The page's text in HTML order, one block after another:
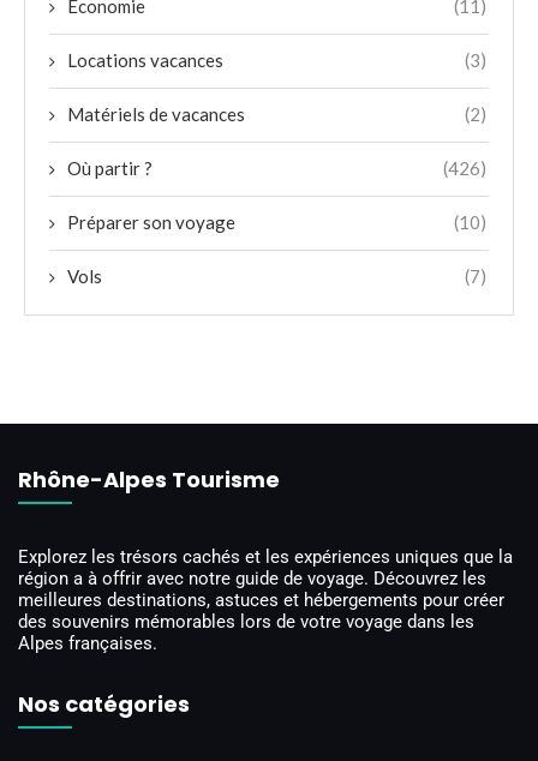
Economie (11)
Locations vacances (3)
Matériels de vacances (2)
Où partir ? (426)
Préparer son voyage (10)
Vols (7)
Rhône-Alpes Tourisme
Explorez les trésors cachés et les expériences uniques que la
région a à offrir avec notre guide de voyage. Découvrez les
meilleures destinations, astuces et hébergements pour créer
des souvenirs mémorables lors de votre voyage dans les
Alpes françaises.
Nos catégories